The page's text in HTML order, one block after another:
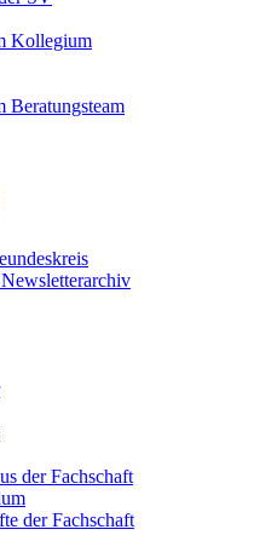
Kollegium
Beratungsteam
der Fachschaft
der Fachschaft